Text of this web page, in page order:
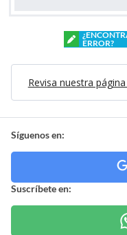
ERROR?
Revisa nuestra
Síguenos en:
Suscríbete en: